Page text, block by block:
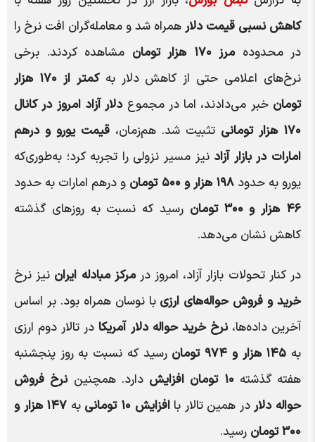
کاهش نسبی قیمت دلارهمراه شد و معامله‌گران افت نرخ را
در محدودهمرز ۱۷۰ هزار تومان
مشاهده کردند. برخی
نرخ‌های اعلامی حتی از کاهش دلار به
کمتر از ۱۷۰ هزار
تومان خبر می‌دادند، اما در مجموعدلار آزاد امروز در کانال
۱۷۰ هزار تومانی
تثبیت شد. هم‌زمان، قیمت یورو و درهم
امارات در بازار آزاد نیز مسیر نزولی را تجربه کرد؛ به‌طوری‌که
یورو به حدود۱۹۸ هزار و ۵۰۰ تومان
و درهم امارات به حدود
۴۶ هزار و ۳۰۰ تومان
رسید که نسبت به روزهای گذشته
کاهش نشان می‌دهد.
در کنار تحولات بازار آزاد، امروز درمرکز مبادله ایران نیز نرخ
خرید و فروش حواله‌های ارزی با نوسان همراه بود. بر اساس
آخرین داده‌ها،نرخ خرید حواله دلار آمریکادر تالار دوم ارزی
به ۱۴۵ هزار و ۹۷۴ تومان
رسید که نسبت به روز پنجشنبه
هفته گذشته۱۰ تومان افزایش دارد. همچنیننرخ فروش
حواله دلاردر همین تالار باافزایش ۱۰ تومانی به
۱۴۷ هزار و
۳۰۰ تومان
رسید.